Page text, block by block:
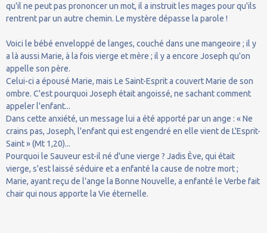
qu'il ne peut pas prononcer un mot, il a instruit les mages pour qu'ils
rentrent par un autre chemin. Le mystère dépasse la parole !
Voici le bébé enveloppé de langes, couché dans une mangeoire ; il y
a là aussi Marie, à la fois vierge et mère ; il y a encore Joseph qu'on
appelle son père.
Celui-ci a épousé Marie, mais Le Saint-Esprit a couvert Marie de son
ombre. C'est pourquoi Joseph était angoissé, ne sachant comment
appeler l'enfant...
Dans cette anxiété, un message lui a été apporté par un ange : « Ne
crains pas, Joseph, l'enfant qui est engendré en elle vient de L'Esprit-
Saint » (Mt 1,20)...
Pourquoi le Sauveur est-il né d'une vierge ? Jadis Ève, qui était
vierge, s'est laissé séduire et a enfanté la cause de notre mort ;
Marie, ayant reçu de l'ange la Bonne Nouvelle, a enfanté le Verbe fait
chair qui nous apporte la Vie éternelle.